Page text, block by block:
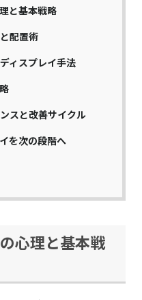
と基本戦略
配置術
ィスプレイ手法
スと改善サイクル
を次の段階へ
心理と基本戦